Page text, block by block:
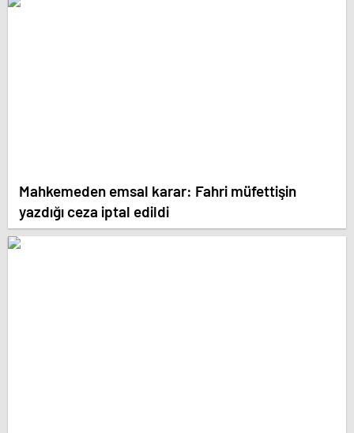
Mahkemeden emsal karar: Fahri müfettişin
yazdığı ceza iptal edildi